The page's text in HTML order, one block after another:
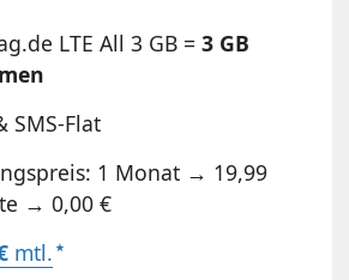
LTE All 3 GB =3 GB
SMS-Flat
1 Monat → 19,99
→ 0,00 €
mtl.